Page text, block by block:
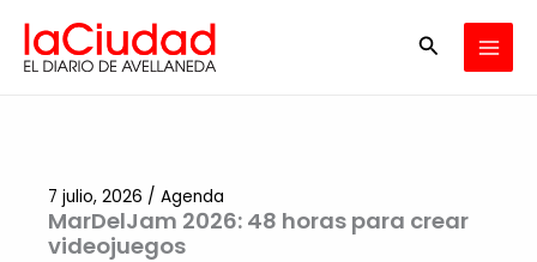
contenido
Buscar
MarDelJam 2026: 48 horas para crear
videojuegos
7 julio, 2026 / Agenda